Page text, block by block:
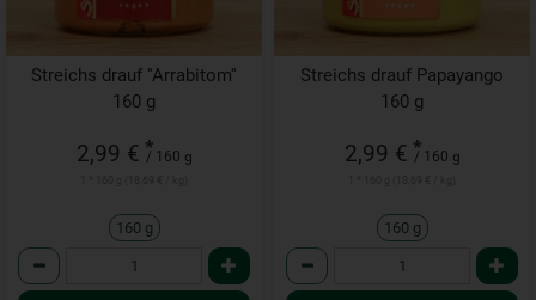
Streichs drauf ''Arrabitom''
160 g
2,99 € *
/ 160 g
160 g
Anzahl
Streichs drauf Papayango
160 g
2,99 € *
/ 160 g
160 g
Anzahl